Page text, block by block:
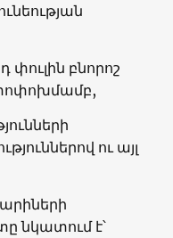
բնորոշ
ու այլ
նկատում է՝